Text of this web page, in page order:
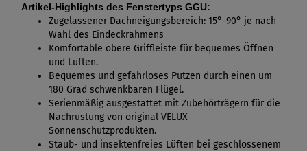
Artikel-Highlights des Fenstertyps GGU:
Zugelassener Dachneigungsbereich: 15°-90° je nach
Wahl des Eindeckrahmens
Komfortable obere Griffleiste für bequemes Öffnen
und Lüften.
Bequemes und gefahrloses Putzen durch einen um
180 Grad schwenkbaren Flügel.
Serienmäßig ausgestattet mit Zubehörträgern für die
Nachrüstung von original VELUX
Sonnenschutzprodukten.
Staub- und insektenfreies Lüften bei geschlossenem